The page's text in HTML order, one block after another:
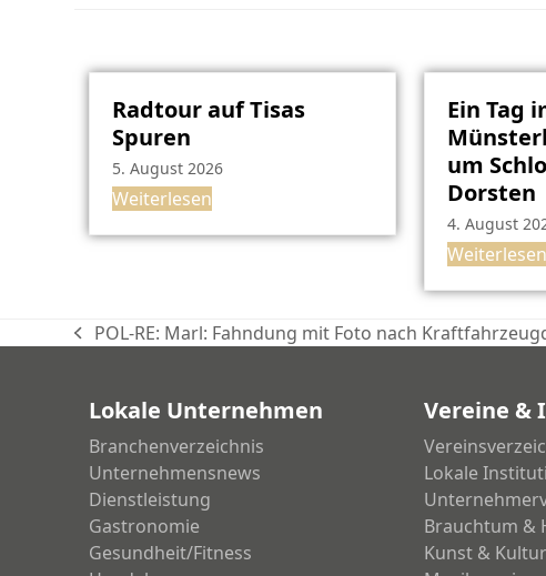
Radtour auf Tisas
Spuren
5. August 2026
Weiterlesen
Ein Tag
um
Dorsten
4. August
Weiterlesen
vorheriger
POL-RE: Marl: Fahndung mit Foto nach
Lokale Unternehmen
Branchenverzeichnis
Unternehmensnews
Dienstleistung
Gastronomie
Gesundheit/Fitness
Vereine &
Lokale
Brauchtum &
Kunst & Kultur